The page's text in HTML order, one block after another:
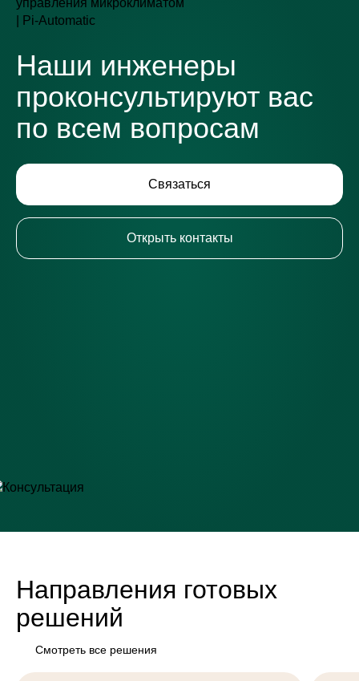
Наши инженеры
проконсультируют вас
по всем вопросам
Связаться
Открыть контакты
Направления готовых
решений
Смотреть все решения